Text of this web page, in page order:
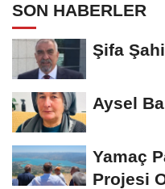
SON HABERLER
Şifa
Aysel
Yamaç
Projesi